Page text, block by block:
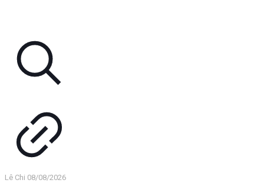
Lê Chi 08/08/2026